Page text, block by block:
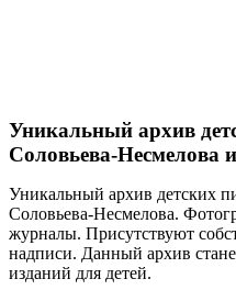
Уникальный архив
Соловьева-Несмелова
Уникальный архив детских
Соловьева-Несмелова.
журналы. Присутствуют
надписи. Данный архив
изданий для детей.